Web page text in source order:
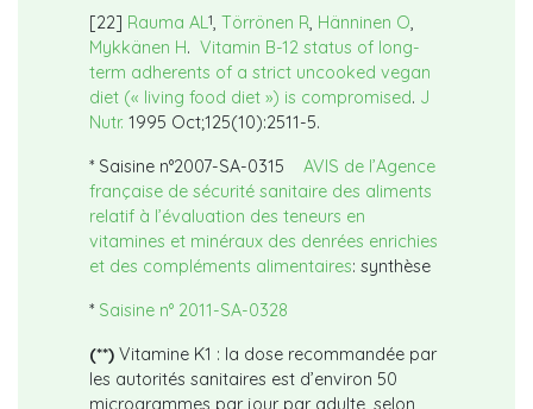
[22] Rauma AL1, Törrönen R, Hänninen O,
Mykkänen H. Vitamin B-12 status of long-
term adherents of a strict uncooked vegan
diet (« living food diet ») is compromised. J
Nutr. 1995 Oct;125(10):2511-5.
* Saisine n°2007-SA-0315 AVIS de l’Agence
française de sécurité sanitaire des aliments
relatif à l’évaluation des teneurs en
vitamines et minéraux des denrées enrichies
et des compléments alimentaires: synthèse
* Saisine n° 2011-SA-0328
(**) Vitamine K1 : la dose recommandée par
les autorités sanitaires est d’environ 50
microgrammes par jour par adulte, selon